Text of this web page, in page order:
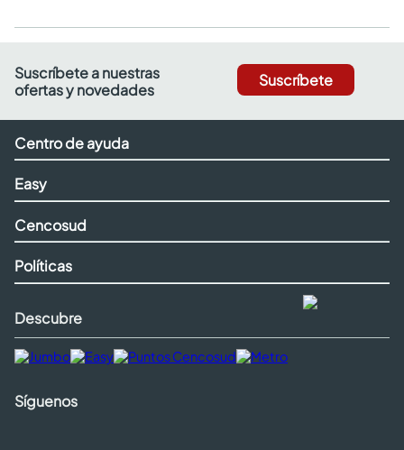
Suscríbete a nuestras
ofertas y novedades
Suscríbete
Centro de ayuda
Easy
Cencosud
Políticas
Descubre
Síguenos